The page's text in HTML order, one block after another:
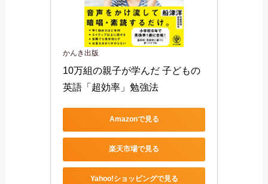
かんき出版
10万組の親子が学んだ 子どもの
英語「超効率」勉強法
Amazonで見る
楽天市場で見る
Yahoo!ショッピングで見る